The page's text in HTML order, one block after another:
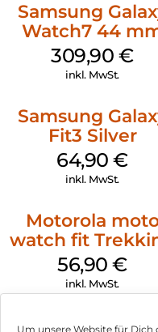
Um unsere Website für
Samsung
Watch7 44
Silver
309,90€
inkl. MwSt.
Samsung
Fit3 Silver
64,90€
inkl. MwSt.
Motorola
watch fit
Green
56,90€
inkl. MwSt.